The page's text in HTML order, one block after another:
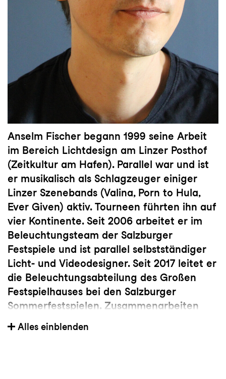
Anselm Fischer begann 1999 seine Arbeit
im Bereich Lichtdesign am Linzer Posthof
(Zeitkultur am Hafen). Parallel war und ist
er musikalisch als Schlagzeuger einiger
Linzer Szenebands (Valina, Porn to Hula,
Ever Given) aktiv. Tourneen führten ihn auf
vier Kontinente. Seit 2006 arbeitet er im
Beleuchtungsteam der Salzburger
Festspiele und ist parallel selbstständiger
Licht- und Videodesigner. Seit 2017 leitet er
die Beleuchtungsabteilung des Großen
Festspielhauses bei den Salzburger
Sommerfestspielen. Zusammenarbeiten
verbinden ihn mit Regisseuren wie Marcos
Darbyshire, Ilaria Lanzino, Ludger Engels,
Alles einblenden